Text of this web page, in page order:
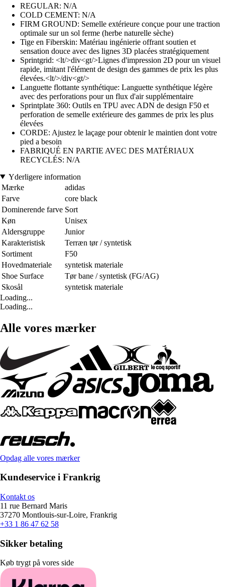
REGULAR: N/A
COLD CEMENT: N/A
FIRM GROUND: Semelle extérieure conçue pour une traction
optimale sur un sol ferme (herbe naturelle sèche)
Tige en Fiberskin: Matériau ingénierie offrant soutien et
sensation douce avec des lignes 3D placées stratégiquement
Sprintgrid: <lt/>div<gt/>Lignes d'impression 2D pour un visuel
rapide, imitant l'élément de design des gammes de prix les plus
élevées.<lt/>/div<gt/>
Languette flottante synthétique: Languette synthétique légère
avec des perforations pour un flux d'air supplémentaire
Sprintplate 360: Outils en TPU avec ADN de design F50 et
perforation de semelle extérieure des gammes de prix les plus
élevées
CORDE: Ajustez le laçage pour obtenir le maintien dont votre
pied a besoin
FABRIQUÉ EN PARTIE AVEC DES MATÉRIAUX
RECYCLÉS: N/A
Yderligere information
Mærke
adidas
Farve
core black
Dominerende farve Sort
Køn
Unisex
Aldersgruppe
Junior
Karakteristisk
Terræn tør / syntetisk
Sortiment
F50
Hovedmateriale
syntetisk materiale
Shoe Surface
Tør bane / syntetisk (FG/AG)
Skosål
syntetisk materiale
Loading...
Loading...
Alle vores mærker
Opdag alle vores mærker
Kundeservice i Frankrig
Kontakt os
11 rue Bernard Maris
37270 Montlouis-sur-Loire, Frankrig
+33 1 86 47 62 58
Sikker betaling
Køb trygt på vores side